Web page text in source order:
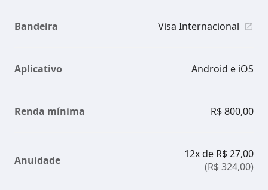
Bandeira Visa Internacional
Aplicativo Android e iOS
Renda mínima R$ 800,00
Anuidade
12x de R$ 27,00
(R$ 324,00)